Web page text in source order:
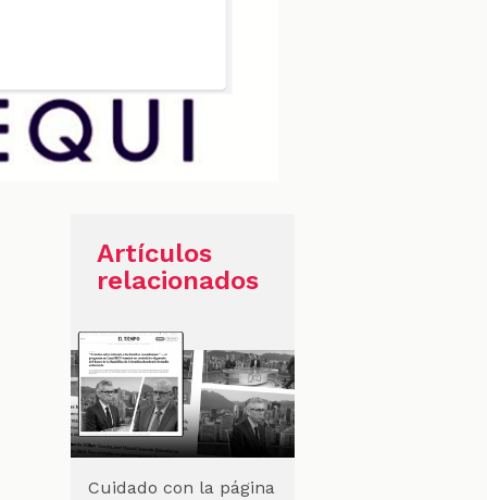
Artículos
relacionados
Cuidado con la página